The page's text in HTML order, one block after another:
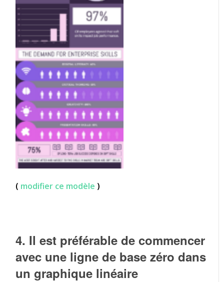
( modifier ce modèle )
4. Il est préférable de commencer
avec une ligne de base zéro dans
un graphique linéaire